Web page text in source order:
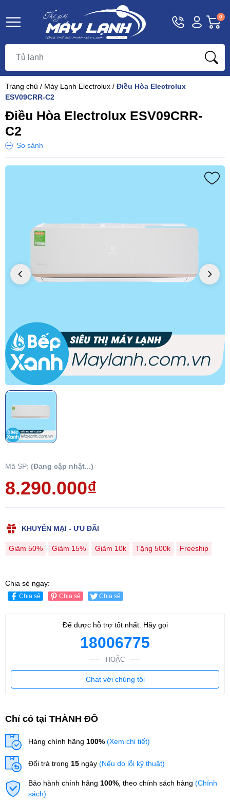
Hotline
1800
Tài
khoản
Khách
0
Trang chủ / Máy Lạnh Electrolux / Điều Hòa Electrolux
ESV09CRR-C2
Điều Hòa Electrolux ESV09CRR-
C2
So sánh
Mã SP: (Đang cập nhật...)
8.290.000₫
KHUYẾN MẠI - ƯU ĐÃI
Giảm 50% Giảm 15% Giảm 10k Tặng 500k Freeship
Chia sẻ ngay:
Chia sẻ Chia sẻ Chia sẻ
Để được hỗ trợ tốt nhất. Hãy gọi
18006775
HOẶC
Chat với chúng tôi
Chỉ có tại THÀNH ĐÔ
Hàng chính hãng 100% (Xem chi tiết)
Đổi trả trong 15 ngày (Nếu do lỗi kỹ thuật)
Bảo hành chính hãng 100% , theo chính sách hàng (Chính
sách)